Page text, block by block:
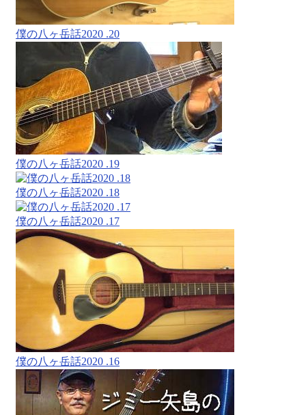
僕の八ヶ岳話2020 .20
僕の八ヶ岳話2020 .19
僕の八ヶ岳話2020 .18
僕の八ヶ岳話2020 .17
僕の八ヶ岳話2020 .16